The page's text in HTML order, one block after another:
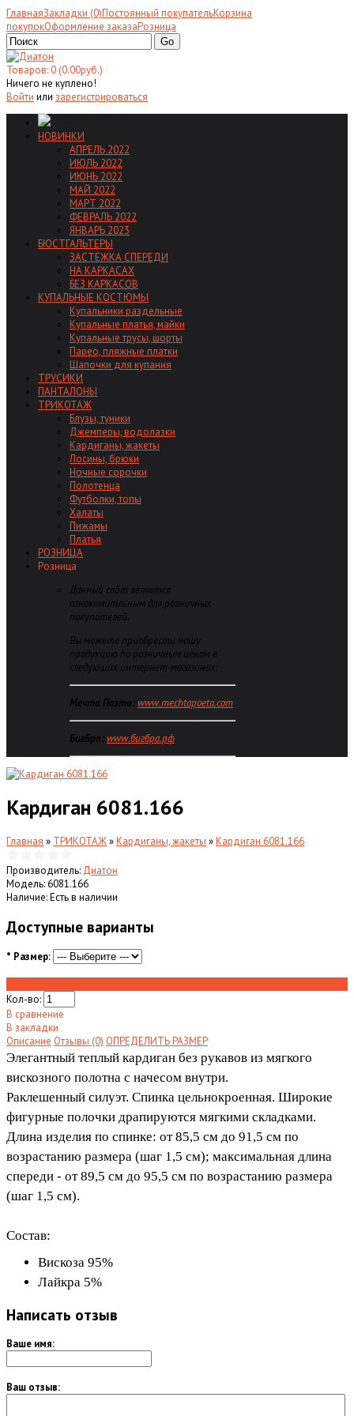
ГлавнаяЗакладки (0)Постоянный покупательКорзина
покупокОформление заказаРозница
Go
Товаров: 0 (0.00руб.)
Ничего не куплено!
Войти или зарегистрироваться
НОВИНКИ
АПРЕЛЬ 2022
ИЮЛЬ 2022
ИЮНЬ 2022
МАЙ 2022
МАРТ 2022
ФЕВРАЛЬ 2022
ЯНВАРЬ 2023
БЮСТГАЛЬТЕРЫ
ЗАСТЕЖКА СПЕРЕДИ
НА КАРКАСАХ
БЕЗ КАРКАСОВ
КУПАЛЬНЫЕ КОСТЮМЫ
Купальники раздельные
Купальные платья, майки
Купальные трусы, шорты
Парео, пляжные платки
Шапочки для купания
ТРУСИКИ
ПАНТАЛОНЫ
ТРИКОТАЖ
Блузы, туники
Джемперы, водолазки
Кардиганы, жакеты
Лосины, брюки
Ночные сорочки
Полотенца
Футболки, топы
Халаты
Пижамы
Платья
РОЗНИЦА
Розница
Данный сайт является
ознакомитльным для розничных
покупателей.
Вы можете приобрести нашу
продукцию по розничным ценам в
следующих интернет-магазинах:
Мечта Поэта:www.mechtapoeta.com
БигБра:www.бигбра.рф
Кардиган 6081.166
Главная » ТРИКОТАЖ»Кардиганы, жакеты »Кардиган 6081.166
Производитель: Диатон
Модель:6081.166
Наличие:Есть в наличии
Доступные варианты
* Размер:
Кол-во:
В сравнение
В закладки
Описание Отзывы (0) ОПРЕДЕЛИТЬ РАЗМЕР
Элегантный теплый кардиган без рукавов из мягкого
вискозного полотна с начесом внутри.
Раклешенный силуэт. Спинка цельнокроенная. Широкие
фигурные полочки драпируются мягкими складками.
Длина изделия по спинке: от 85,5 см до 91,5 см по
возрастанию размера (шаг 1,5 см); максимальная длина
спереди - от 89,5 см до 95,5 см по возрастанию размера
(шаг 1,5 см).
Состав:
Вискоза 95%
Лайкра 5%
Написать отзыв
Ваше имя:
Ваш отзыв: